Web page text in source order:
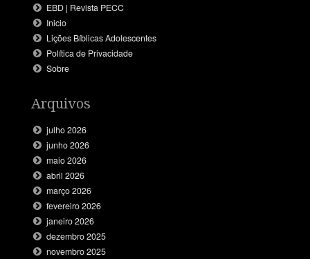
EBD | Revista PECC
Inicio
Lições Bíblicas Adolescentes
Política de Privacidade
Sobre
Arquivos
julho 2026
junho 2026
maio 2026
abril 2026
março 2026
fevereiro 2026
janeiro 2026
dezembro 2025
novembro 2025